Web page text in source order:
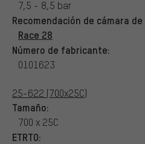
7,5 - 8,5 bar
Recomendación de cámara
Race 28
Número de fabricante:
0101623
25-622 (700x25C)
Tamaño:
700 x 25C
ETRTO: